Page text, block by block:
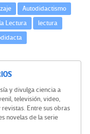
Autodidactismo
Lectura
lectura
y divulga ciencia a
televisión, video,
Entre sus obras
novelas de la serie